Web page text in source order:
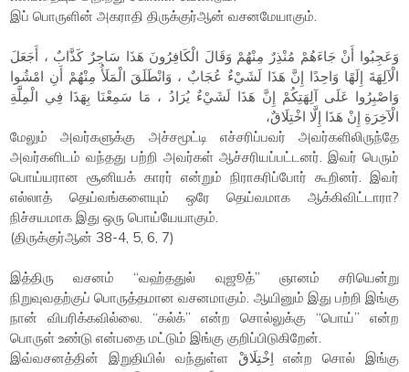
இப் பொருளின் அகராதி திருக்குர்ஆன் வசனமேயாகும்.
وَعَجِبُوا أَنْ جَاءَهُمْ مُنْذِرٌ مِنْهُمْ وَقَالَ الْكَافِرُونَ هَذَا سَاحِرٌ كَذَّابٌ ، أَجَعَلَ
الْآلِهَةَ إِلَهًا وَاحِدًا إِنَّ هَذَا لَشَيْءٌ عُجَابٌ ، وَانْطَلَقَ الْمَلَأُ مِنْهُمْ أَنِ امْشُوا
وَاصْبِرُوا عَلَى آلِهَتِكُمْ إِنَّ هَذَا لَشَيْءٌ يُرَادُ ، مَا سَمِعْنَا بِهَذَا فِي الْمِلَّةِ
الْآخِرَةِ إِنْ هَذَا إِلَّا اخْتِلَاقٌ،
மேலும் அவர்களுக்கு அச்சமூட்டி எச்சரிப்பவர் அவர்களிலிருந்தே
அவர்களிடம் வந்தது பற்றி அவர்கள் ஆச்சரியப்பட்டனர். இவர் பெரும்
பொய்யரான சூனியக் காரர் என்றும் நிராகரிப்போர் கூறினர். இவர்
எல்லாத் தெய்வங்களையும் ஒரே தெய்வமாக ஆக்கிவிட்டாரா?
நிச்சயமாக இது ஒரு பொய்யேயாகும்.
(திருக்குர்ஆன் 38-4, 5, 6, 7)
இத்திரு வசனம் “வஹ்ததுல் வுஜூத்” ஞானம் சரியென்று
நிறுவுவதற்குப் பொருத்தமான வசனமாகும். ஆயினும் இது பற்றி இங்கு
நான் விபரிக்கவில்லை. “கல்க்” என்ற சொல்லுக்கு “பொய்” என்ற
பொருள் உண்டு என்பதை மட்டும் இங்கு குறிப்பிடுகிறேன்.
இவ்வசனத்தின் இறுதியில் வந்துள்ள اِخْتِلَاقْ என்ற சொல் இங்கு